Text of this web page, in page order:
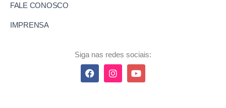
FALE CONOSCO
IMPRENSA
Siga nas redes sociais: